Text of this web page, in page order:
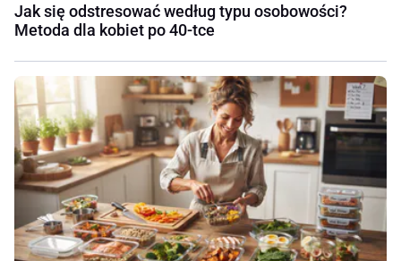
Jak się odstresować według typu osobowości?
Metoda dla kobiet po 40-tce